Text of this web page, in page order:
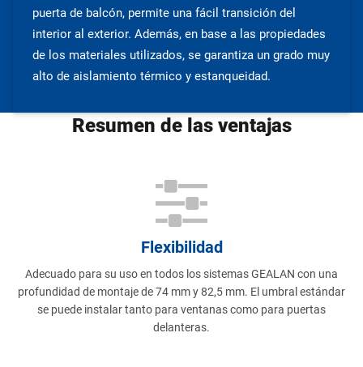
puerta de balcón, permite una fácil transición del
interior al exterior. Además, en base a las propiedades
de los materiales utilizados, se garantiza un grado muy
alto de aislamiento térmico y estanqueidad.
Resumen de las ventajas
Flexibilidad
Adecuado para su uso en todos los sistemas GEALAN con una
profundidad de montaje de 74 mm y 82,5 mm. El umbral estándar
se puede instalar tanto para ventanas como para puertas
delanteras.